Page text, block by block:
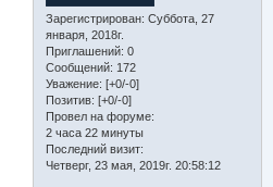
Зарегистрирован: Суббота, 27
января, 2018г.
Приглашений: 0
Сообщений: 172
Уважение: [+0/-0]
Позитив: [+0/-0]
Провел на форуме:
2 часа 22 минуты
Последний визит:
Четверг, 23 мая, 2019г. 20:58:12